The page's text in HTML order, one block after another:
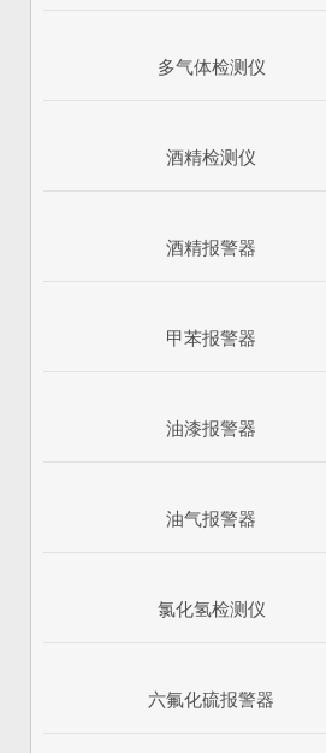
多气体检测仪
酒精检测仪
酒精报警器
甲苯报警器
油漆报警器
油气报警器
氯化氢检测仪
六氟化硫报警器